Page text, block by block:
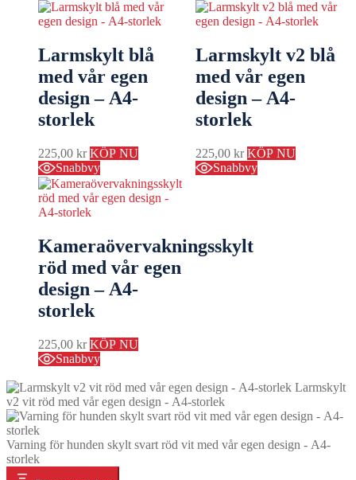
Larmskylt blå
med vår egen
design – A4-
storlek
225,00 kr KÖP NU
Snabbvy
Larmskylt v2 blå
med vår egen
design – A4-
storlek
225,00kr KÖP NU
Snabbvy
Kameraövervakningsskylt
röd med vår egen
design – A4-
storlek
225,00 kr KÖP NU
Snabbvy
Larmskylt
v2 vit röd med vår egen design - A4-storlek
Varning för hunden skylt svart röd vit med vår egen design - A4-
storlek